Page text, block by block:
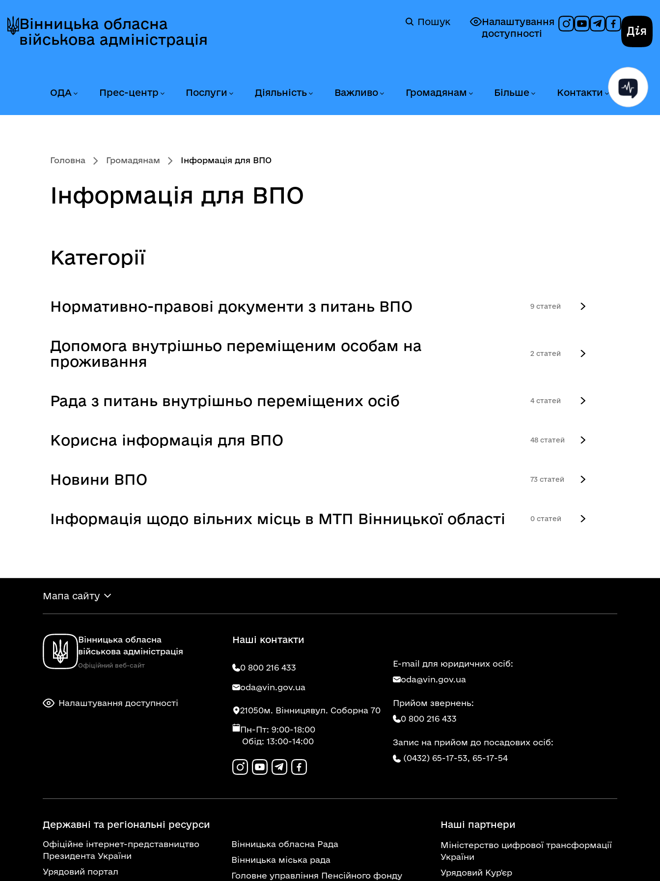
до
головного
до
головного
вмісту
до
головного
колонтитула
Вінницька обласна
військова адміністрація
Налаштування
доступності
Пошук
ОДА Прес-центр Послуги Діяльність Важливо Громадянам Більше Контакти
Головна Громадянам Інформація для ВПО
Інформація для ВПО
Категорії
Нормативно-правові документи з питань ВПО 9
Допомога внутрішньо переміщеним особам на
проживання
2
Рада з питань внутрішньо переміщених осіб 4
Корисна інформація для ВПО 48
Новини ВПО 73
Інформація щодо вільних місць в МТП Вінницької області 0
Мапа сайту
Вінницька обласна
військова адміністрація
Офіційний веб-сайт
Налаштування доступності
Наші контакти
0 800 216 433
oda@vin.gov.ua
21050м. Вінницявул. Соборна 70
Пн-Пт: 9:00-18:00
Обід: 13:00-14:00
E-mail для юридичних осіб:
oda@vin.gov.ua
Прийом звернень:
0 800 216 433
Запис на прийом до посадових осіб:
(0432) 65-17-53, 65-17-54
Державні та регіональні ресурси
Офіційне інтернет-представництво
Президента України
Урядовий портал
Вінницька обласна Рада
Вінницька міська рада
Головне управління Пенсійного фонду
Наші партнери
Міністерство цифрової трансформації
України
Урядовий Кур'єр